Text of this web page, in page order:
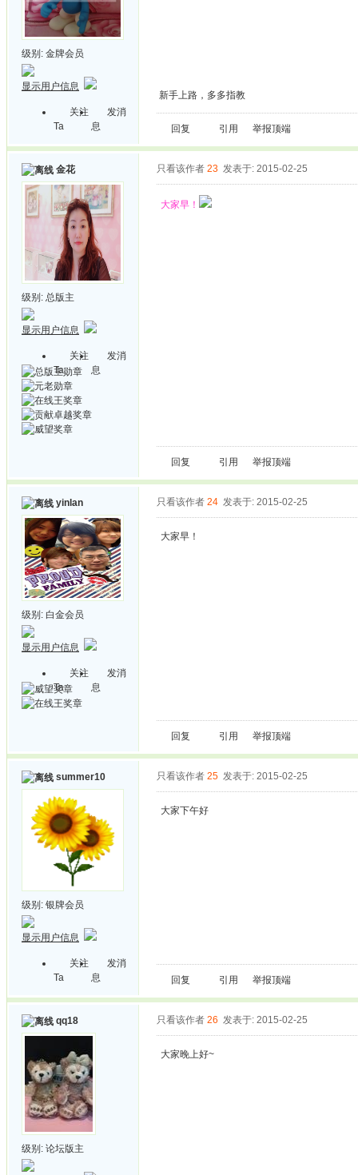
级别: 金牌会员
显示用户信息
关注
Ta
发消
息
新手上路，多多指教
回复 引用 举报顶端
金花
级别: 总版主
显示用户信息
关注
Ta
发消
息
只看该作者 23 发表于: 2015-02-25
大家早！
回复 引用 举报顶端
yinlan
级别: 白金会员
显示用户信息
关注
Ta
发消
息
只看该作者 24 发表于: 2015-02-25
大家早！
回复 引用 举报顶端
summer10
级别: 银牌会员
显示用户信息
关注
Ta
发消
息
只看该作者 25 发表于: 2015-02-25
大家下午好
回复 引用 举报顶端
qq18
级别: 论坛版主
只看该作者 26 发表于: 2015-02-25
大家晚上好~